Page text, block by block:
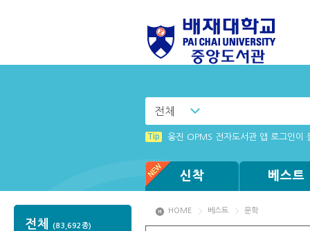
전체
Tip 웅진 OPMS 전자도서관 앱 로그인이
신착 베스트
전체 (83,692종)
HOME 베스트 문학